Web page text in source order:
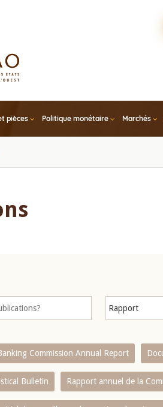
pièces Politique monétaire Marchés
Commission Annual Report
Bulletin Rapport annuel de la